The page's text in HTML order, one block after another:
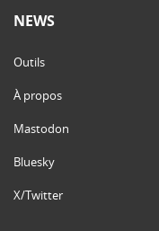
NEWS
Outils
À propos
Mastodon
Bluesky
X/Twitter